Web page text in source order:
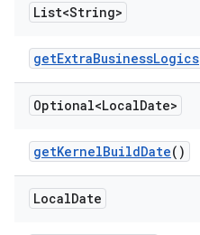
List<String>
getExtraBusinessLogics
Optional<LocalDate>
getKernelBuildDate()
LocalDate